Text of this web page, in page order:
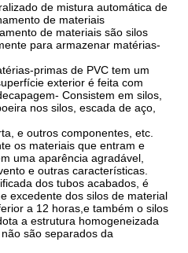
de mistura automática de
de materiais
de materiais são silos
para armazenar matérias-
primas de PVC tem um
exterior é feita com
Consistem em silos,
nos silos, escada de aço,
e outros componentes, etc.
os materiais que entram e
uma aparência agradável,
e outras características.
dos tubos acabados, é
excedente dos silos de material
a 12 horas,e também o silos
a estrutura homogeneizada
são separados da